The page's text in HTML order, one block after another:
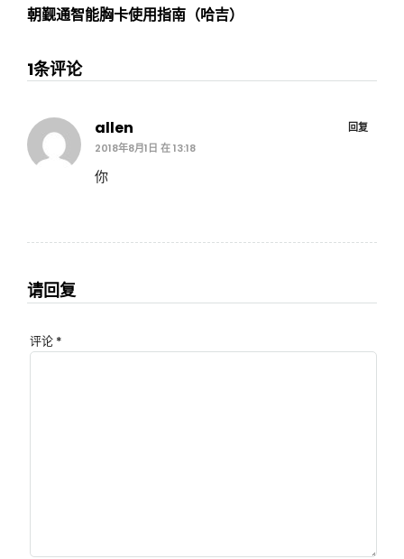
朝觐通智能胸卡使用指南（哈吉）
1条评论
allen
2018年8月1日 在 13:18
回复
你
请回复
评论 *